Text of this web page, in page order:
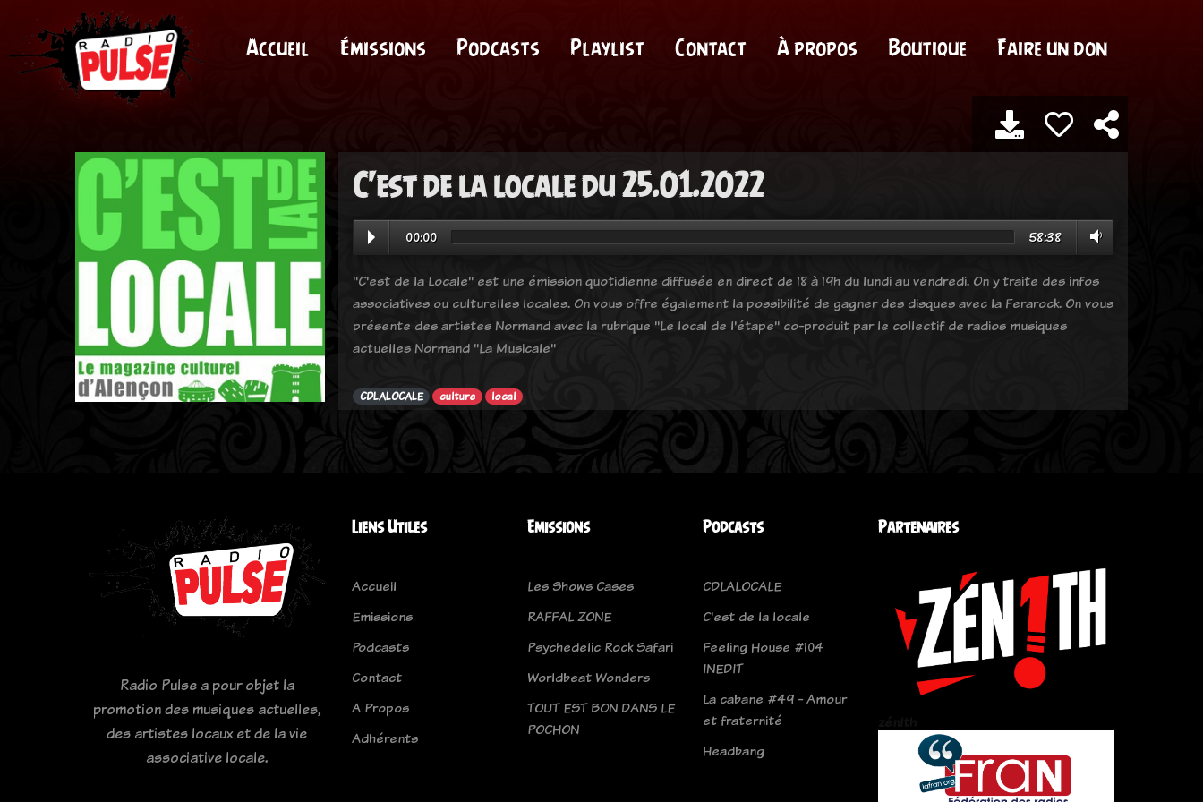
Accueil Émissions Podcasts Playlist Contact À propos Boutique Faire un don
C'est de la locale du 25.01.2022
00:00 58:38
"C'est de la Locale" est une émission quotidienne diffusée en direct de 18 à 19h du lundi au vendredi. On y traite des infos
associatives ou culturelles locales. On vous offre également la possibilité de gagner des disques avec la Ferarock. On vous
présente des artistes Normand avec la rubrique "Le local de l'étape" co-produit par le collectif de radios musiques
actuelles Normand "La Musicale"
CDLALOCALE culture local
Radio Pulse a pour objet la
promotion des musiques actuelles,
des artistes locaux et de la vie
associative locale.
Liens Utiles
Accueil
Emissions
Podcasts
Contact
A Propos
Adhérents
Emissions
Les Shows Cases
RAFFAL ZONE
Psychedelic Rock Safari
Worldbeat Wonders
TOUT EST BON DANS LE
POCHON
Podcasts
CDLALOCALE
C'est de la locale
Feeling House #104
INEDIT
La cabane #49 - Amour
et fraternité
Headbang
Partenaires